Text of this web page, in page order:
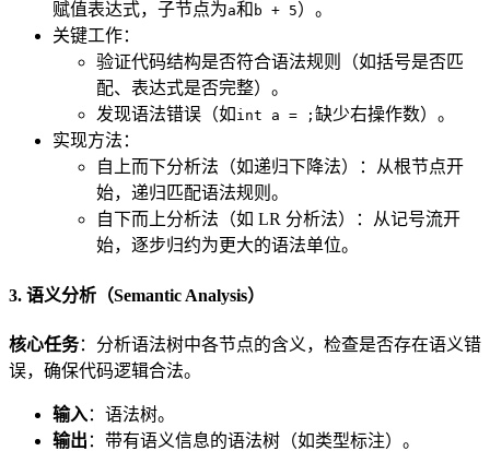
赋值表达式，子节点为a和 b + 5）。
关键工作：
验证代码结构是否符合语法规则（如括号是否匹
配、表达式是否完整）。
发现语法错误（如 int a = ; 缺少右操作数）。
实现方法：
自上而下分析法（如递归下降法）：从根节点开
始，递归匹配语法规则。
自下而上分析法（如 LR 分析法）：从记号流开
始，逐步归约为更大的语法单位。
3. 语义分析（Semantic Analysis）
核心任务：分析语法树中各节点的含义，检查是否存在语义错
误，确保代码逻辑合法。
输入：语法树。
输出 ：带有语义信息的语法树（如类型标注）。